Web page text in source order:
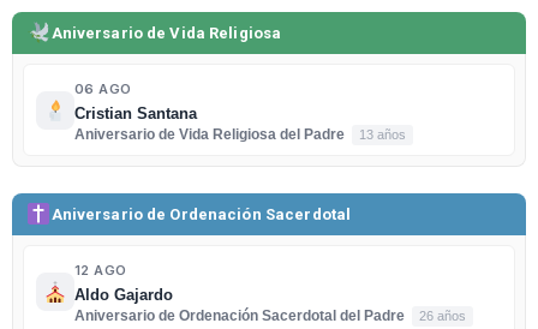
Aniversario de Vida Religiosa
06 AGO
Cristian Santana
Aniversario de Vida Religiosa del Padre
13 años
Aniversario de Ordenación Sacerdotal
12 AGO
Aldo Gajardo
Aniversario de Ordenación Sacerdotal del Padre
26 años